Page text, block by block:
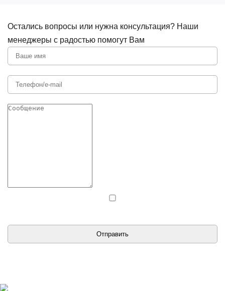
Остались вопросы или нужна консультация? Наши
менеджеры с радостью помогут Вам